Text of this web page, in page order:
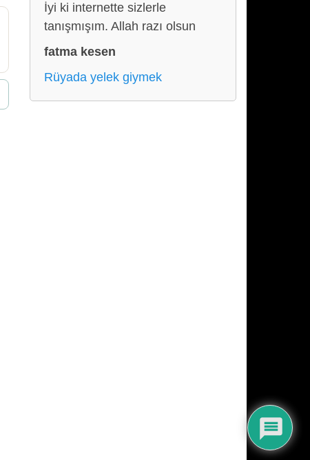
İyi ki internette sizlerle
tanışmışım. Allah razı olsun
fatma kesen
Rüyada yelek giymek